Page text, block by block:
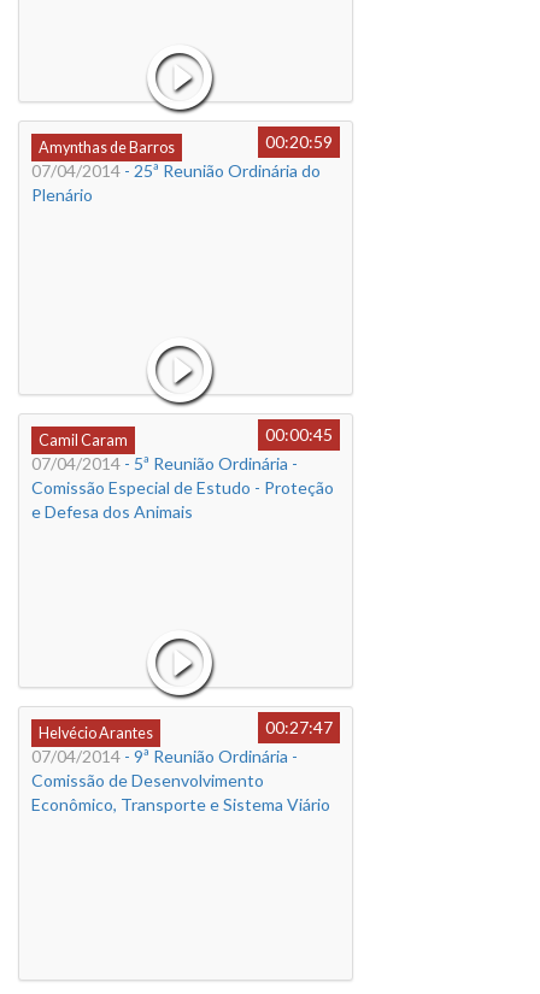
Amynthas de Barros
00:20:59
07/04/2014 - 25ª Reunião Ordinária do
Plenário
Camil Caram
00:00:45
07/04/2014 - 5ª Reunião Ordinária -
Comissão Especial de Estudo - Proteção
e Defesa dos Animais
Helvécio Arantes
00:27:47
07/04/2014 - 9ª Reunião Ordinária -
Comissão de Desenvolvimento
Econômico, Transporte e Sistema Viário